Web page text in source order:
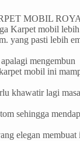
MOBIL
Karpet mobil
yang pasti lebih
mengembun
mobil ini
khawatir lagi
sehingga
elegan